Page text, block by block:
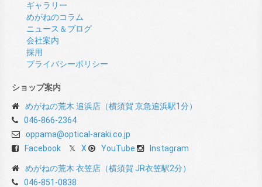
ギャラリー
めがねのコラム
ニュース＆ブログ
会社案内
採用
プライバシーポリシー
ショップ案内
めがねの荒木 追浜店（横須賀 京急追浜駅1分）
046-866-2364
oppama@optical-araki.co.jp
Facebook
X YouTube Instagram
めがねの荒木 衣笠店（横須賀 JR衣笠駅2分）
046-851-0838